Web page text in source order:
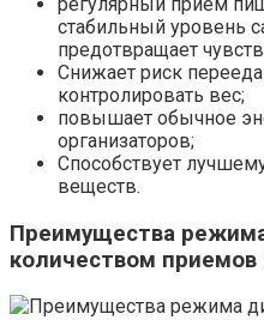
стабильный уровень
предотвращает
Снижает риск
контролировать вес;
повышает обычное
организаторов;
Способствует
веществ.
Преимущества
количеством